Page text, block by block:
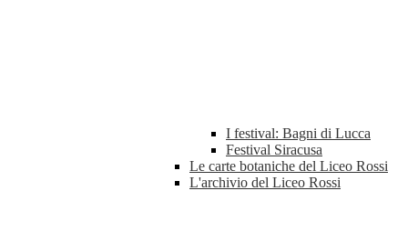
I festival: Bagni di Lucca
Festival Siracusa
Le carte botaniche del Liceo Rossi
L'archivio del Liceo Rossi